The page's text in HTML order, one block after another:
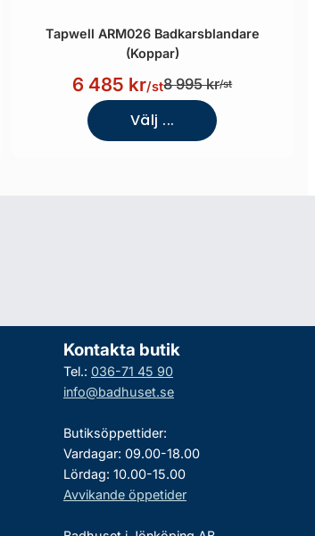
Tapwell ARM026 Badkarsblandare
(Koppar)
6 485 kr/st8 995 kr/st
Välj ...
Kontakta butik
Tel.: 036-71 45 90
info@badhuset.se
Butiksöppettider:
Vardagar: 09.00-18.00
Lördag: 10.00-15.00
Avvikande öppetider